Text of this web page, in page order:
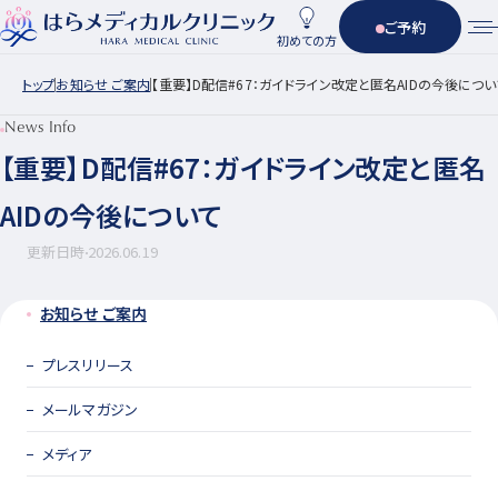
初めての方
ご予約
トップお知らせ ご案内【重要】D配信#67：ガイドライン改定と匿名AIDの今後につ
News Info
【重要】D配信#67：ガイドライン改定と匿名
AIDの今後について
更新日時2026.06.19
お知らせ ご案内
プレスリリース
メールマガジン
メディア